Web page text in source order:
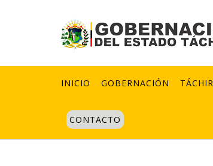
INICIO GOBERNACIÓN
CONTACTO